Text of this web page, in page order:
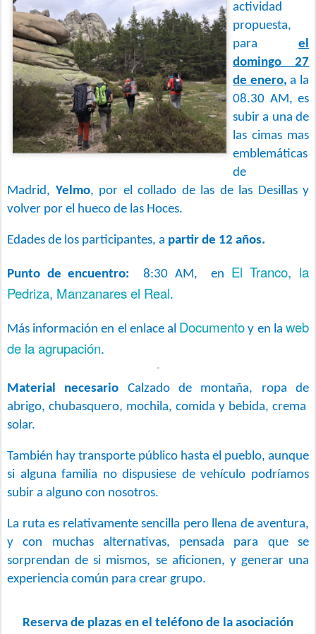
actividad
propuesta,
para
el
domingo 27
de enero, a la
08.30 AM, es
subir a una de
las cimas mas
emblemáticas
de
Madrid, Yelmo, por el collado de las de las Desillas y
volver por el hueco de las Hoces.
Edades de los participantes, a partir de 12 años.
Punto de encuentro: 8:30 AM, en El Tranco, la
Pedriza, Manzanares el Real.
Más información en el enlace al Documento y en laweb
de la agrupación.
Material necesario Calzado de montaña, ropa de
abrigo, chubasquero, mochila, comida y bebida, crema
solar.
También hay transporte público hasta el pueblo, aunque
si alguna familia no dispusiese de vehículo podríamos
subir a alguno con nosotros.
La ruta es relativamente sencilla pero llena de aventura,
y con muchas alternativas, pensada para que se
sorprendan de si mismos, se aficionen, y generar una
experiencia común para crear grupo.
Reserva de plazas en el teléfono de la asociación